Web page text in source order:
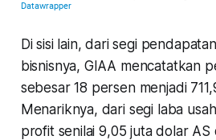
Di sisi lain, dari segi
bisnisnya, GIAA mencatatkan
sebesar 18 persen menjadi
Menariknya, dari segi laba
profit senilai 9,05 juta dolar